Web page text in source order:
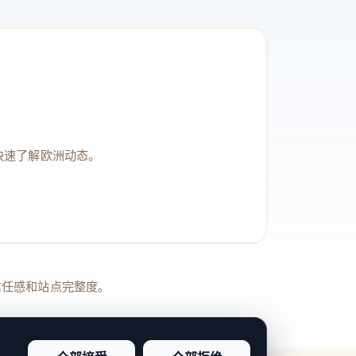
了解欧洲动态。
感和站点完整度。